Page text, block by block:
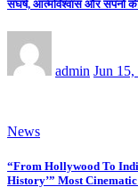
संघर्ष, आत्मविश्वास और सपनों
admin Jun 15,
News
“From Hollywood To
History’” Most